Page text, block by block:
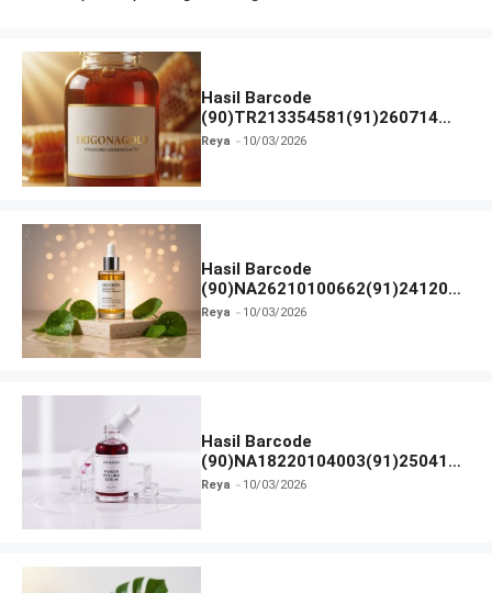
Hasil Barcode
(90)TR213354581(91)260714
dan Izin BPOM
Reya 10/03/2026
Hasil Barcode
(90)NA26210100662(91)241203
dan Izin BPOM
Reya 10/03/2026
Hasil Barcode
(90)NA18220104003(91)250418
dan Izin BPOM
Reya 10/03/2026